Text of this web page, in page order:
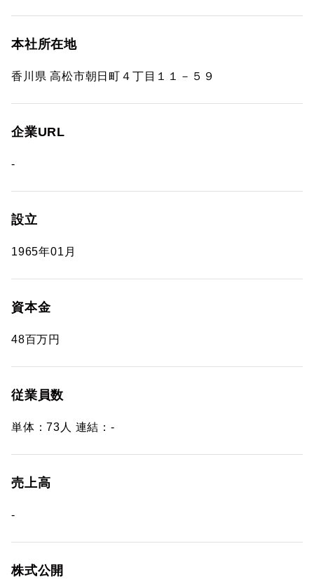
本社所在地
香川県 高松市朝日町４丁目１１－５９
企業URL
-
設立
1965年01月
資本金
48百万円
従業員数
単体：73人 連結：-
売上高
-
株式公開